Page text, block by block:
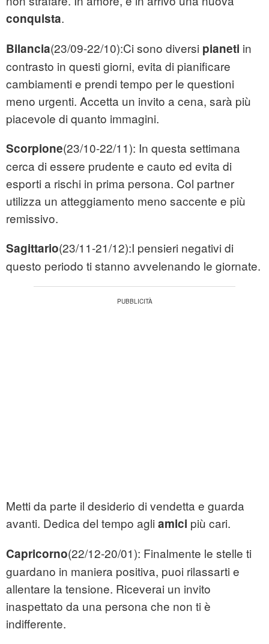
conquista.
Bilancia(23/09-22/10):Ci sono diversi pianeti in
contrasto in questi giorni, evita di pianificare
cambiamenti e prendi tempo per le questioni
meno urgenti. Accetta un invito a cena, sarà più
piacevole di quanto immagini.
Scorpione(23/10-22/11): In questa settimana
cerca di essere prudente e cauto ed evita di
esporti a rischi in prima persona. Col partner
utilizza un atteggiamento meno saccente e più
remissivo.
Sagittario(23/11-21/12):I pensieri negativi di
questo periodo ti stanno avvelenando le giornate.
Metti da parte il desiderio di vendetta e guarda
avanti. Dedica del tempo agli amici più cari.
Capricorno(22/12-20/01): Finalmente le stelle ti
guardano in maniera positiva, puoi rilassarti e
allentare la tensione. Riceverai un invito
inaspettato da una persona che non ti è
indifferente.